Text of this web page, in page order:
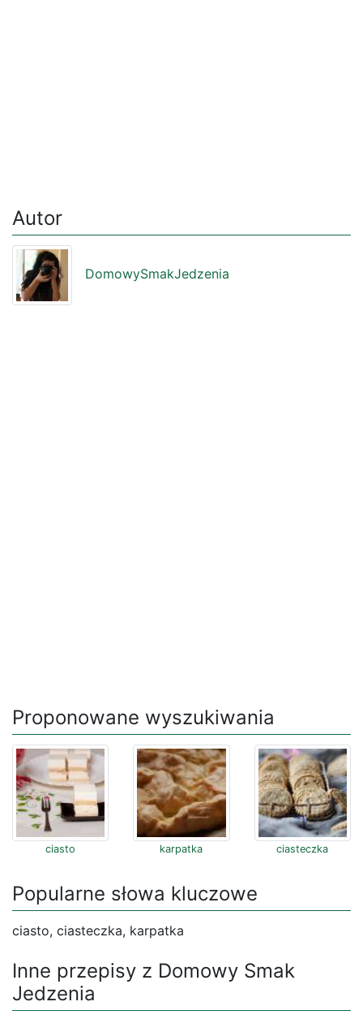
Autor
DomowySmakJedzenia
Proponowane wyszukiwania
ciasto karpatka ciasteczka
Popularne słowa kluczowe
ciasto, ciasteczka, karpatka
Inne przepisy z Domowy Smak
Jedzenia